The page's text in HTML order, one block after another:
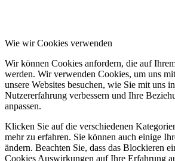
Wie wir Cookies verwenden
Wir können Cookies anfordern, die auf
werden. Wir verwenden Cookies, um uns
unsere Websites besuchen, wie Sie mit uns
Nutzererfahrung verbessern und Ihre
anpassen.
Klicken Sie auf die verschiedenen
mehr zu erfahren. Sie können auch einige
ändern. Beachten Sie, dass das Blockieren
Cookies Auswirkungen auf Ihre Erfahrung